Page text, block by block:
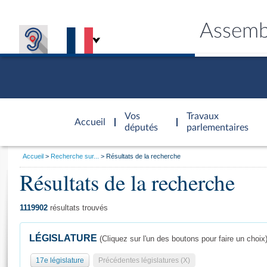
Accueil
d'accueil
Vos
députés
Travaux
parlementaires
Général
Vous
Accueil Recherche sur... Résultats de la recherche
Résultats de la recherche
1119902 résultats trouvés
LÉGISLATURE (Cliquez sur l'un des boutons pour faire un choix)
17e législature Précédentes législatures (X)